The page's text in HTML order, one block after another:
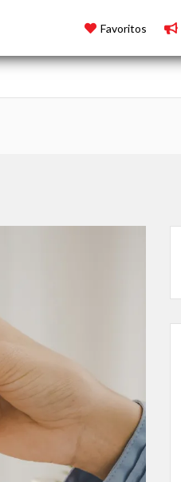
Favoritos